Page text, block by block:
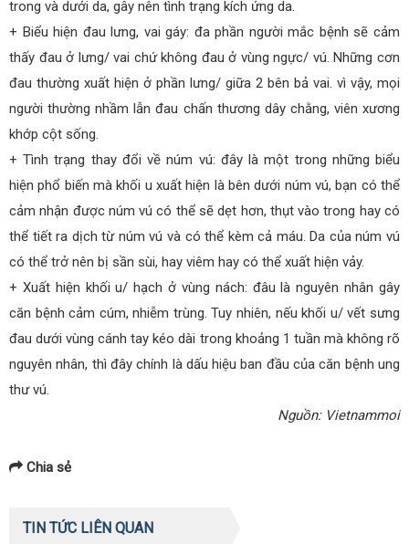
trong và dưới da, gây nên tình trạng kích ứng da.
+ Biểu hiện đau lưng, vai gáy: đa phần người mắc bệnh sẽ cảm
thấy đau ở lưng/ vai chứ không đau ở vùng ngực/ vú. Những cơn
đau thường xuất hiện ở phần lưng/ giữa 2 bên bả vai. vì vậy, mọi
người thường nhầm lẫn đau chấn thương dây chằng, viên xương
khớp cột sống.
+ Tình trạng thay đổi về núm vú: đây là một trong những biểu
hiện phổ biến mà khối u xuất hiện là bên dưới núm vú, bạn có thể
cảm nhận được núm vú có thể sẽ dẹt hơn, thụt vào trong hay có
thể tiết ra dịch từ núm vú và có thể kèm cả máu. Da của núm vú
có thể trở nên bị sần sùi, hay viêm hay có thể xuất hiện vảy.
+ Xuất hiện khối u/ hạch ở vùng nách: đâu là nguyên nhân gây
căn bệnh cảm cúm, nhiễm trùng. Tuy nhiên, nếu khối u/ vết sưng
đau dưới vùng cánh tay kéo dài trong khoảng 1 tuần mà không rõ
nguyên nhân, thì đây chính là dấu hiệu ban đầu của căn bệnh ung
thư vú.
Nguồn: Vietnammoi
Chia sẻ
TIN TỨC LIÊN QUAN